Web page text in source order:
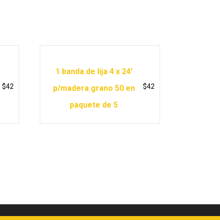
$42
1 banda de lija 4 x 24′
p/madera grano 50 en
paquete de 5
$42